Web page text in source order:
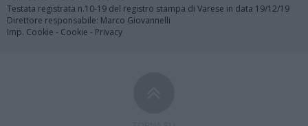
Testata registrata n.10-19 del registro stampa di Varese in data 19/12/19
Direttore responsabile: Marco Giovannelli
Imp. Cookie - Cookie - Privacy